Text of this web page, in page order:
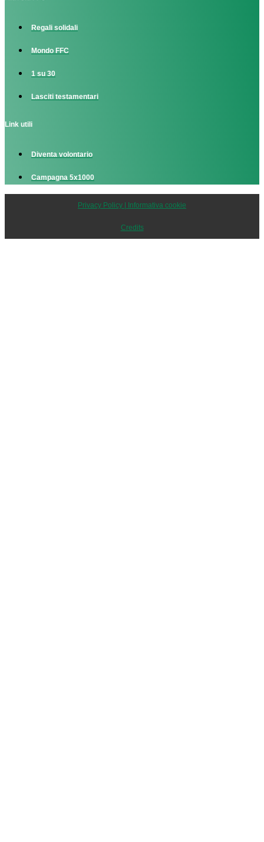
Regali solidali
Mondo FFC
1 su 30
Lasciti testamentari
Link utili
Diventa volontario
Campagna 5x1000
Privacy Policy | Informativa cookie
Credits